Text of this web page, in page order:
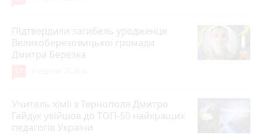
Підтвердили загибель уродженця
Великоберезовицької громади
Дмитра Березка
Учитель хімії з Тернополя Дмитро
Гайдук увійшов до ТОП-50 найкращих
педагогів України